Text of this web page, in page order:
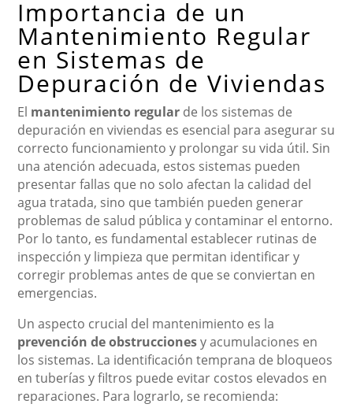
Importancia de un
Mantenimiento Regular
en Sistemas de
Depuración de Viviendas
El mantenimiento regular de los sistemas de
depuración en viviendas es esencial para asegurar su
correcto funcionamiento y prolongar su vida útil. Sin
una atención adecuada, estos sistemas pueden
presentar fallas que no solo afectan la calidad del
agua tratada, sino que también pueden generar
problemas de salud pública y contaminar el entorno.
Por lo tanto, es fundamental establecer rutinas de
inspección y limpieza que permitan identificar y
corregir problemas antes de que se conviertan en
emergencias.
Un aspecto crucial del mantenimiento es la
prevención de obstruccionesy acumulaciones en
los sistemas. La identificación temprana de bloqueos
en tuberías y filtros puede evitar costos elevados en
reparaciones. Para lograrlo, se recomienda: